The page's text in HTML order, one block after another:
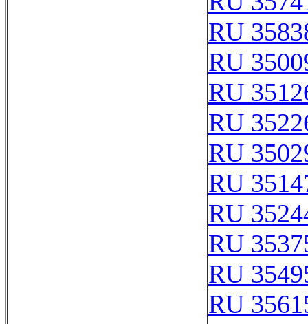
RU
RU
RU
RU
RU
RU
RU
RU
RU
RU